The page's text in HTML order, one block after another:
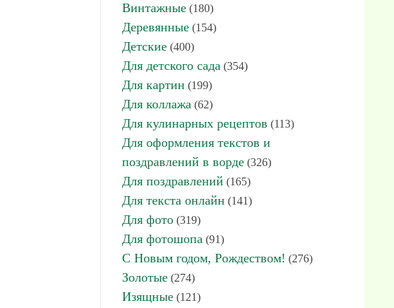
Винтажные (180)
Деревянные (154)
Детские (400)
Для детского сада (354)
Для картин (199)
Для коллажа (62)
Для кулинарных рецептов (113)
Для оформления текстов и
поздравлений в ворде (326)
Для поздравлений (165)
Для текста онлайн (141)
Для фото (319)
Для фотошопа (91)
С Новым годом, Рождеством! (276)
Золотые (274)
Изящные (121)